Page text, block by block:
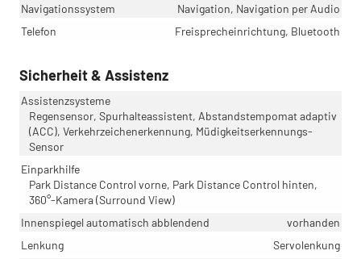
Navigationssystem
Navigation, Navigation per Audio
Telefon
Freisprecheinrichtung, Bluetooth
Sicherheit & Assistenz
Assistenzsysteme
Regensensor, Spurhalteassistent, Abstandstempomat adaptiv
(ACC), Verkehrzeichenerkennung, Müdigkeitserkennungs-
Sensor
Einparkhilfe
Park Distance Control vorne, Park Distance Control hinten,
360°-Kamera (Surround View)
Innenspiegel automatisch abblendend
vorhanden
Lenkung
Servolenkung